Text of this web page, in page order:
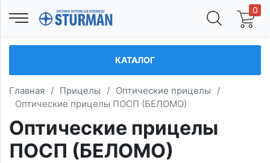
0
КАТАЛОГ
Главная / Прицелы / Оптические прицелы
/
Оптические прицелы ПОСП (БЕЛОМО)
Оптические прицелы
ПОСП (БЕЛОМО)